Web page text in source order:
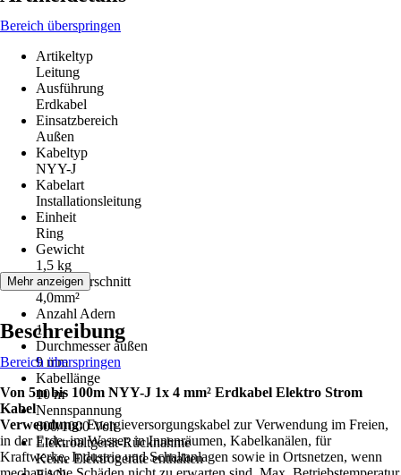
Bereich überspringen
Artikeltyp
Leitung
Ausführung
Erdkabel
Einsatzbereich
Außen
Kabeltyp
NYY-J
Kabelart
Installationsleitung
Einheit
Ring
Gewicht
1,5 kg
Leiterquerschnitt
4,0mm²
Anzahl Adern
1
Durchmesser außen
9 mm
Kabellänge
10 m
Nennspannung
600/1000 Volt
Elektroaltgerät-Rücknahme
Keine Elektrogeräte enthalten
Mehr anzeigen
Beschreibung
Bereich überspringen
Von 5m bis 100m NYY-J 1x 4 mm² Erdkabel Elektro Strom
Kabel
Verwendung:Energieversorgungskabel zur Verwendung im Freien,
in der Erde, im Wasser, in Innenräumen, Kabelkanälen, für
Kraftwerke, Industrie und Schaltanlagen sowie in Ortsnetzen, wenn